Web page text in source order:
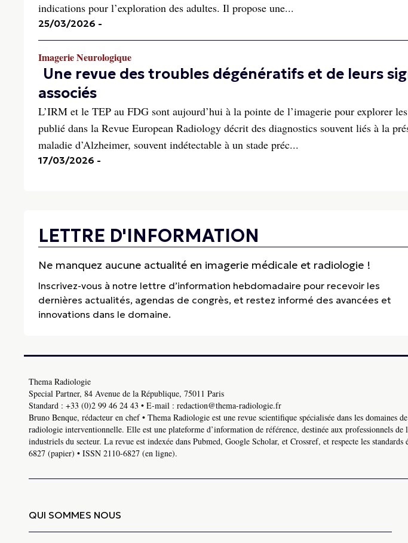
indications pour l’exploration des adultes. Il propose une...
25/03/2026 -
Imagerie Neurologique
Une revue des troubles dégénératifs et de leurs
associés
L’IRM et le TEP au FDG sont aujourd’hui à la pointe de l’imagerie pour explorer
publié dans la Revue European Radiology décrit des diagnostics souvent liés à la
maladie d’Alzheimer, souvent indétectable à un stade préc...
17/03/2026 -
LETTRE D'INFORMATION
Ne manquez aucune actualité en imagerie médicale et radiologie !
Inscrivez-vous à notre lettre d’information hebdomadaire pour recevoir les
dernières actualités, agendas de congrès, et restez informé des avancées et
innovations dans le domaine.
Thema Radiologie
Special Partner, 84 Avenue de la République, 75011 Paris
Standard : +33 (0)2 99 46 24 43 • E-mail : redaction@thema-radiologie.fr
Bruno Benque, rédacteur en chef • Thema Radiologie est une revue scientifique spécialisée dans les domaines
radiologie interventionnelle. Elle est une plateforme d’information de référence, destinée aux professionnels de
industriels du secteur. La revue est indexée dans Pubmed, Google Scholar, et Crossref, et respecte les
6827 (papier) • ISSN 2110-6827 (en ligne).
QUI SOMMES NOUS